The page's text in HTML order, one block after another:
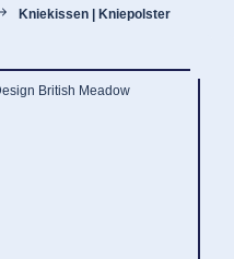
Kniekissen | Kniepolster